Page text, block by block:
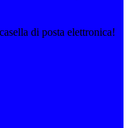
di posta elettronica!